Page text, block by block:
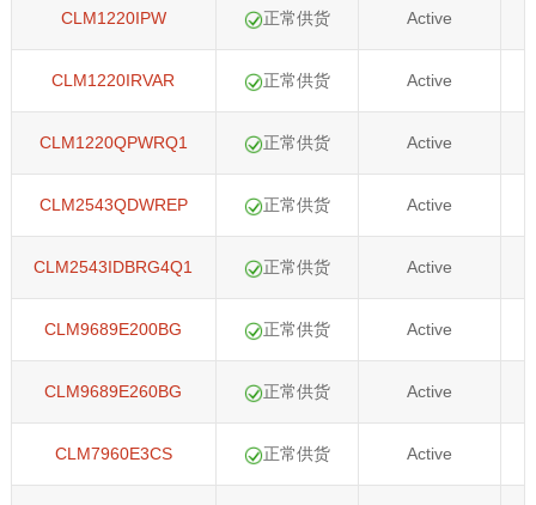
CLM1220IPW
CLM1220IRVAR
CLM1220QPWRQ1
CLM2543QDWREP
CLM2543IDBRG4Q1
CLM9689E200BG
CLM9689E260BG
CLM7960E3CS
正常供货
正常供货
正常供货
正常供货
正常供货
正常供货
正常供货
正常供货
Active
Active
Active
Active
Active
Active
Active
Active